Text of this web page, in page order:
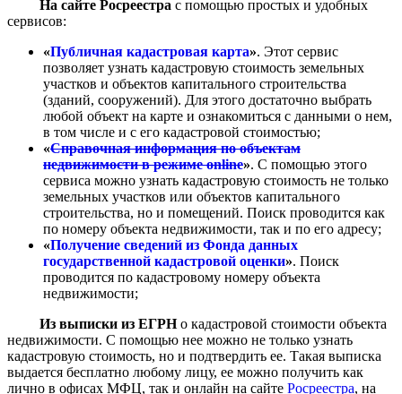
На сайте Росреестра с помощью простых и удобных
сервисов:
«Публичная кадастровая карта». Этот сервис
позволяет узнать кадастровую стоимость земельных
участков и объектов капитального строительства
(зданий, сооружений). Для этого достаточно выбрать
любой объект на карте и ознакомиться с данными о нем,
в том числе и с его кадастровой стоимостью;
«Справочная информация по объектам
недвижимости в режиме online». С помощью этого
сервиса можно узнать кадастровую стоимость не только
земельных участков или объектов капитального
строительства, но и помещений. Поиск проводится как
по номеру объекта недвижимости, так и по его адресу;
«Получение сведений из Фонда данных
государственной кадастровой оценки». Поиск
проводится по кадастровому номеру объекта
недвижимости;
Из выписки из ЕГРНо кадастровой стоимости объекта
недвижимости. С помощью нее можно не только узнать
кадастровую стоимость, но и подтвердить ее. Такая выписка
выдается бесплатно любому лицу, ее можно получить как
лично в офисах МФЦ, так и онлайн на сайте Росреестра, на